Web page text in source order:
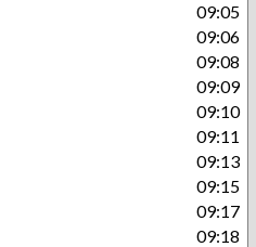
09:05
09:06
09:08
09:09
09:10
09:11
09:13
09:15
09:17
09:18